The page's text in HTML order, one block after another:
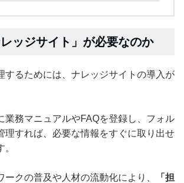
ッジサイト」が必要なのか
するためには、ナレッジサイトの導入が
業務マニュアルやFAQを登録し、フォル
理すれば、必要な情報をすぐに取り出せ
ークの普及や人材の流動化により、
「担